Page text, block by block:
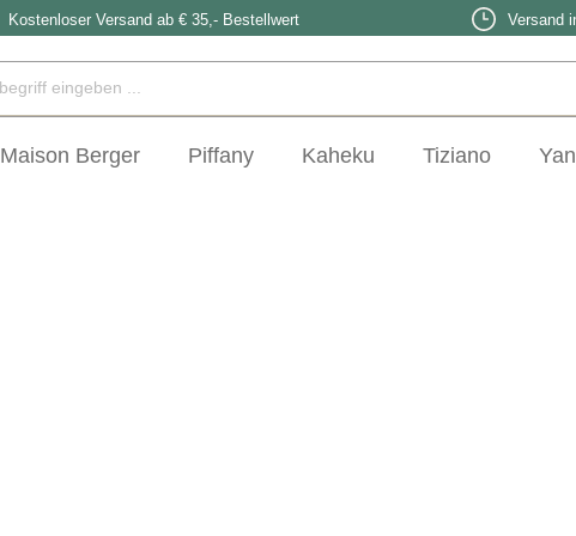
Kostenloser Versand ab € 35,- Bestellwert Versand
Maison Berger Piffany Kaheku Tiziano